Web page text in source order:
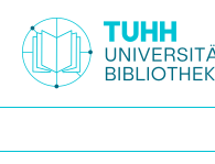
Inhalt
springen